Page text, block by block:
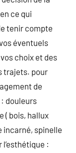
ce qui
tenir compte
éventuels
choix et des
trajets. pour
de
douleurs
( bois, hallux
incarné, spinelle
: